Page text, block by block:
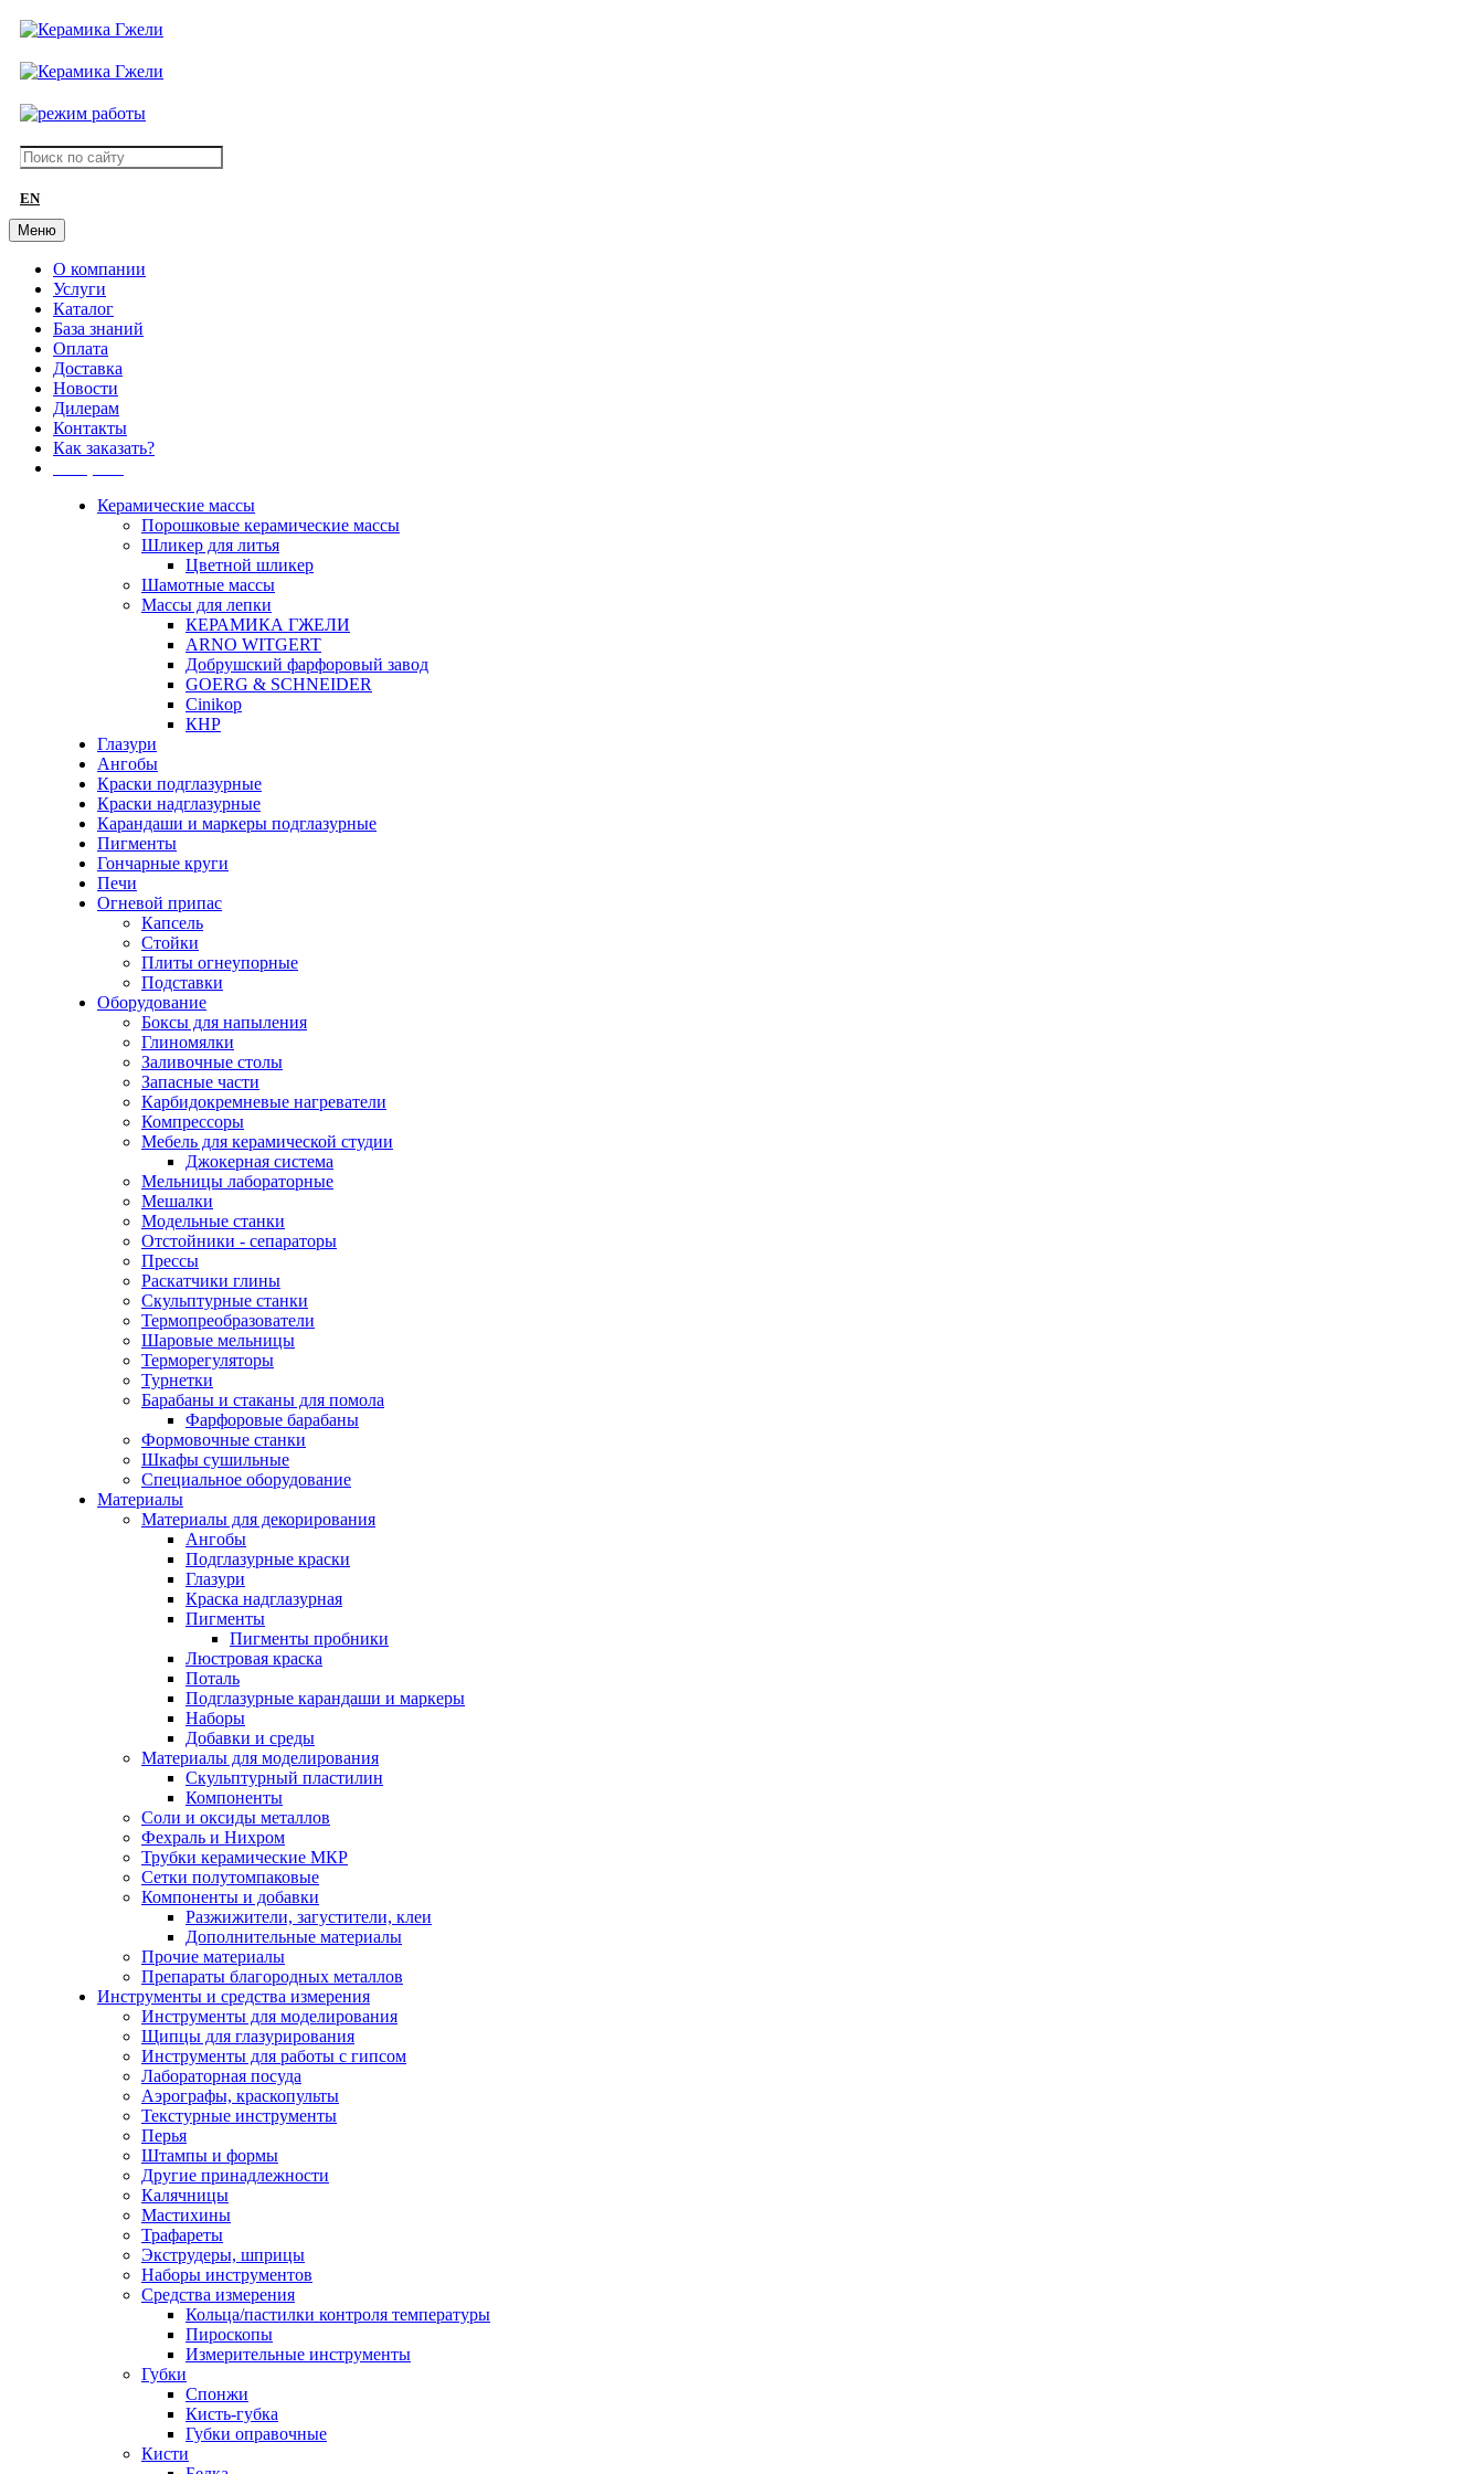
EN
Меню
О компании
Услуги
Каталог
База знаний
Оплата
Доставка
Новости
Дилерам
Контакты
Как заказать?
Керамические массы
Порошковые керамические массы
Шликер для литья
Цветной шликер
Шамотные массы
Массы для лепки
КЕРАМИКА ГЖЕЛИ
ARNO WITGERT
Добрушский фарфоровый завод
GOERG & SCHNEIDER
Cinikop
КНР
Глазури
Ангобы
Краски подглазурные
Краски надглазурные
Карандаши и маркеры подглазурные
Пигменты
Гончарные круги
Печи
Огневой припас
Капсель
Стойки
Плиты огнеупорные
Подставки
Оборудование
Боксы для напыления
Глиномялки
Заливочные столы
Запасные части
Карбидокремневые нагреватели
Компрессоры
Мебель для керамической студии
Джокерная система
Мельницы лабораторные
Мешалки
Модельные станки
Отстойники - сепараторы
Прессы
Раскатчики глины
Скульптурные станки
Термопреобразователи
Шаровые мельницы
Терморегуляторы
Турнетки
Барабаны и стаканы для помола
Фарфоровые барабаны
Формовочные станки
Шкафы сушильные
Специальное оборудование
Материалы
Материалы для декорирования
Ангобы
Подглазурные краски
Глазури
Краска надглазурная
Пигменты
Пигменты пробники
Люстровая краска
Поталь
Подглазурные карандаши и маркеры
Наборы
Добавки и среды
Материалы для моделирования
Скульптурный пластилин
Компоненты
Соли и оксиды металлов
Фехраль и Нихром
Трубки керамические МКР
Сетки полутомпаковые
Компоненты и добавки
Разжижители, загустители, клеи
Дополнительные материалы
Прочие материалы
Препараты благородных металлов
Инструменты и средства измерения
Инструменты для моделирования
Щипцы для глазурирования
Инструменты для работы с гипсом
Лабораторная посуда
Аэрографы, краскопульты
Текстурные инструменты
Перья
Штампы и формы
Другие принадлежности
Калячницы
Мастихины
Трафареты
Экструдеры, шприцы
Наборы инструментов
Средства измерения
Кольца/пастилки контроля температуры
Пироскопы
Измерительные инструменты
Губки
Спонжи
Кисть-губка
Губки оправочные
Кисти